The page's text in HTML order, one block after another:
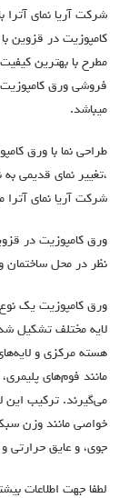
شرکت آریا نمای
کامپوزیت در قزوین
مطرح با بهترین
فروشی ورق
میباشد.
طراحی نما با ورق
،تغییر نمای قدیمی
شرکت آریا نمای آترا
ورق کامپوزیت در
نظر در محل ساختمان
ورق کامپوزیت یک
لایه مختلف تشکیل
هسته مرکزی و
مانند فوم‌های
می‌گیرند. ترکیب این
خواصی مانند وزن
جوی، و عایق حرارتی
لطفا جهت اطلاعات